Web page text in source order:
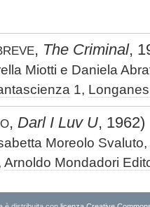
, The Criminal,
Miotti e Daniela
1,
, Darl I Luv U, 1962)
Moreolo Svaluto,
Arnoldo Mondadori